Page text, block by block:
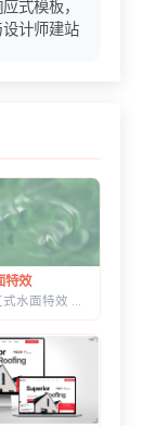
式模板，
计师建站
特效
WebGL 交互式水面特效 — 鼠标划出真实涟漪，带焦散光斑和五套水景预设